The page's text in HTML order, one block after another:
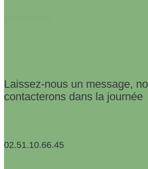
Laissez-nous un message,
contacterons dans la journée
02.51.10.66.45